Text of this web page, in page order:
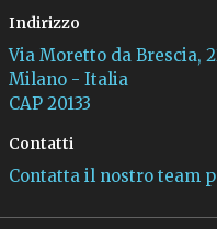
Indirizzo
Via Moretto da Brescia,
Milano - Italia
CAP 20133
Contatti
Contatta il nostro team